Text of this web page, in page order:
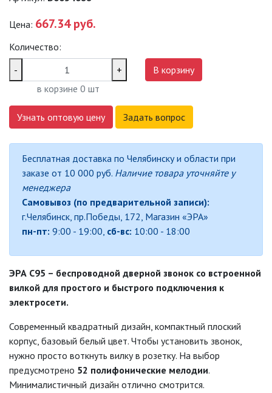
ДАТЧИКИ ДВИЖЕНИЯ И
ФОТОРЕЛЕ
ДЕКОРАТИВНАЯ ПОДСВЕТКА
ДЕКОРАТИВНЫЕ СВЕТИЛЬНИКИ
ИЗОЛЯЦИОННАЯ ЛЕНТА
ИНФРАКРАСНЫЕ ЛАМПЫ
КАБЕЛЕНЕСУЩИЕ СИСТЕМЫ
КАБЕЛЬ
КЛЕЙКИЕ ЛЕНТЫ
ЛЕНТЫ СВЕТОДИОДНЫЕ (LED
Цена: 667.34 руб.
Количество:
-
+
в корзине 0 шт
В корзину
Узнать оптовую цену Задать вопрос
Бесплатная доставка по Челябинску и области при
заказе от 10 000 руб. Наличие товара уточняйте у
менеджера
Самовывоз (по предварительной записи):
г.Челябинск, пр.Победы, 172, Магазин «ЭРА»
пн-пт: 9:00 - 19:00, сб-вс: 10:00 - 18:00
ЭРА С95 – беспроводной дверной звонок со встроенной
вилкой для простого и быстрого подключения к
электросети.
Современный квадратный дизайн, компактный плоский
корпус, базовый белый цвет. Чтобы установить звонок,
нужно просто воткнуть вилку в розетку. На выбор
предусмотрено 52 полифонические мелодии.
Минималистичный дизайн отлично смотрится.